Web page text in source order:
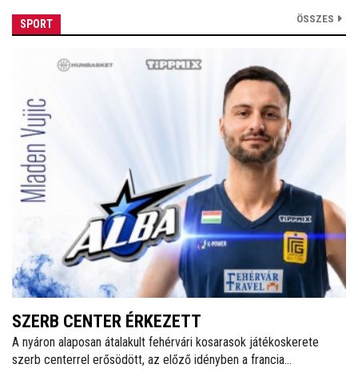
SPORT ÖSSZES
SZERB CENTER ÉRKEZETT
A nyáron alaposan átalakult fehérvári kosarasok játékoskerete
szerb centerrel erősödött, az előző idényben a francia